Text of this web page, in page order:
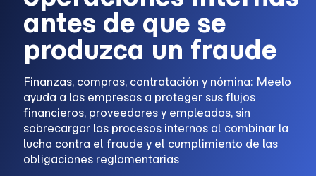
antes de que se
produzca un fraude
Finanzas, compras, contratación y nómina: Meelo
ayuda a las empresas a proteger sus flujos
financieros, proveedores y empleados, sin
sobrecargar los procesos internos al combinar la
lucha contra el fraude y el cumplimiento de las
obligaciones reglamentarias